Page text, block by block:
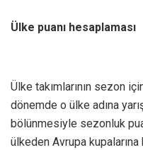
Ülke puanı hesaplaması
Ülke takımlarının sezon
dönemde o ülke adına
bölünmesiyle sezonluk
ülkeden Avrupa